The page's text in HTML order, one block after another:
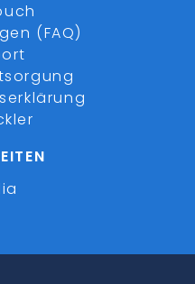
(FAQ)